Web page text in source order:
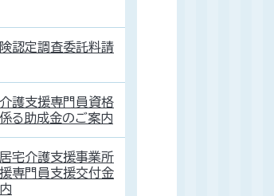
認定調査委託料請
護支援専門員資格
る助成金のご案内
宅介護支援事業所
専門員支援交付金